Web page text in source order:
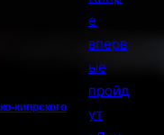
кипрского